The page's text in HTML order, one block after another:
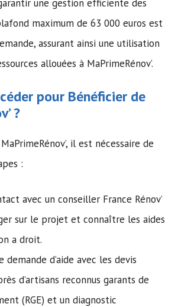
une gestion efficiente des
maximum de 63 000 euros est
assurant ainsi une utilisation
allouées à MaPrimeRénov’.
pour Bénéficier de
?
il est nécessaire de
:
avec un conseiller France Rénov’
sur le projet et connaître les aides
a droit.
demande d’aide avec les devis
d’artisans reconnus garants de
(RGE) et un diagnostic